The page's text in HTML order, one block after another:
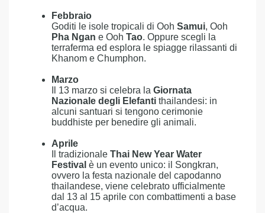
Febbraio
Goditi le isole tropicali di Ooh Samui, Ooh
Pha Ngan e Ooh Tao. Oppure scegli la
terraferma ed esplora le spiagge rilassanti di
Khanom e Chumphon.
Marzo
Il 13 marzo si celebra la Giornata
Nazionale degli Elefanti thailandesi: in
alcuni santuari si tengono cerimonie
buddhiste per benedire gli animali.
Aprile
Il tradizionale Thai New Year Water
Festival è un evento unico: il Songkran,
ovvero la festa nazionale del capodanno
thailandese, viene celebrato ufficialmente
dal 13 al 15 aprile con combattimenti a base
d’acqua.